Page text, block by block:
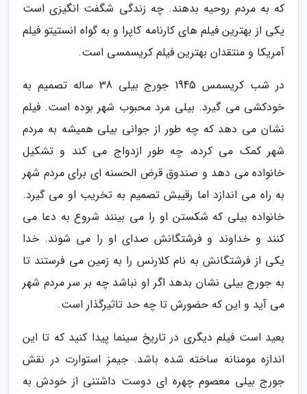
که به مردم روحیه بدهند. چه زندگی شگفت انگیزی است
یکی از بهترین فیلم های کارنامه کاپرا و به گواه انستیتو فیلم
آمریکا و منتقدان بهترین فیلم کریسمسی است.
در شب کریسمس 1945 جورج بیلی 38 ساله تصمیم به
خودکشی می گیرد. بیلی مرد محبوب شهر بوده است. فیلم
نشان می دهد که چه طور از جوانی بیلی همیشه به مردم
شهر کمک می کرده، چه طور ازدواج می کند و تشکیل
خانواده می دهد و صندوق قرض الحسنه ای برای مردم شهر
به راه می اندازد اما رقیبش تصمیم به تخریب او می گیرد.
خانواده بیلی که شکستن او را می بینند شروع به دعا می
کنند و خداوند و فرشتگانش صدای او را می شوند. خدا
یکی از فرشتگانش به نام کلارنس را به زمین می فرستند تا
به جورج بیلی نشان بدهد اگر او نباشد چه بر سر مردم شهر
می آید و این که حضورش تا چه حد تاثیرگذار است.
بعید است فیلم دیگری در تاریخ سینما پیدا کنید که تا این
اندازه مومنانه ساخته شده باشد. جیمز استوارت در نقش
جورج بیلی معصوم چهره ای دوست داشتنی از خودش به